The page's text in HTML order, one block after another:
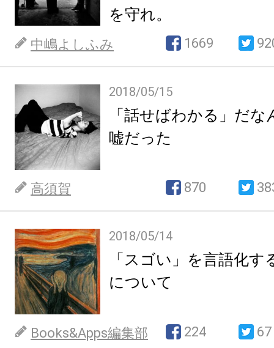
を守れ。
中嶋よしふみ 1669
2018/05/15
「話せばわかる」だ
嘘だった
高須賀 870
2018/05/14
「スゴい」を言語化
について
Books&Apps編集部 224 67